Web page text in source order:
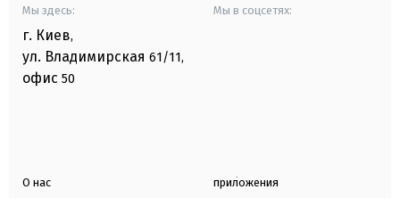
Мы здесь:
г. Киев,
ул. Владимирская 61/11,
офис 50
Мы в соцсетях:
О нас приложения